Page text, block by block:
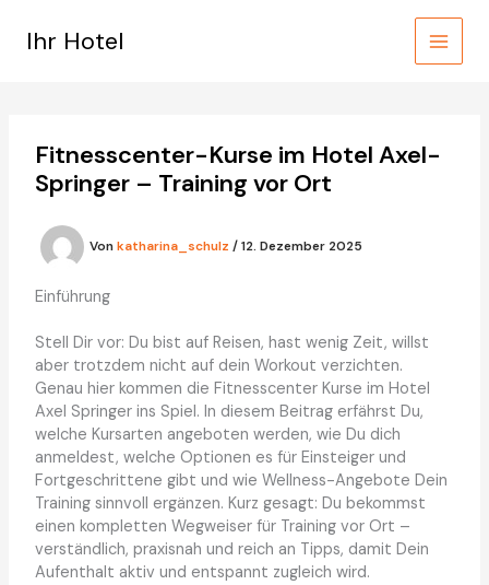
Inhalt
springenIhr Hotel
Fitnesscenter-Kurse im Hotel Axel-
Springer – Training vor Ort
Vonkatharina_schulz /12. Dezember 2025
Einführung
Stell Dir vor: Du bist auf Reisen, hast wenig Zeit, willst
aber trotzdem nicht auf dein Workout verzichten.
Genau hier kommen die Fitnesscenter Kurse im Hotel
Axel Springer ins Spiel. In diesem Beitrag erfährst Du,
welche Kursarten angeboten werden, wie Du dich
anmeldest, welche Optionen es für Einsteiger und
Fortgeschrittene gibt und wie Wellness-Angebote Dein
Training sinnvoll ergänzen. Kurz gesagt: Du bekommst
einen kompletten Wegweiser für Training vor Ort –
verständlich, praxisnah und reich an Tipps, damit Dein
Aufenthalt aktiv und entspannt zugleich wird.